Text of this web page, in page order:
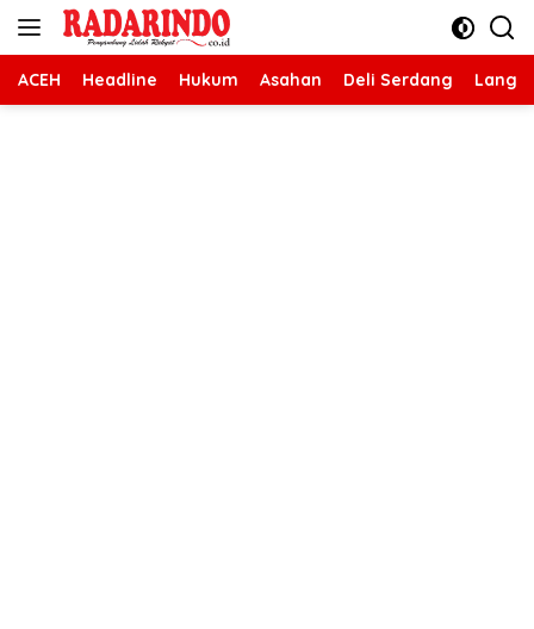
Langsung
ACEH Headline Hukum Asahan Deli Serdang